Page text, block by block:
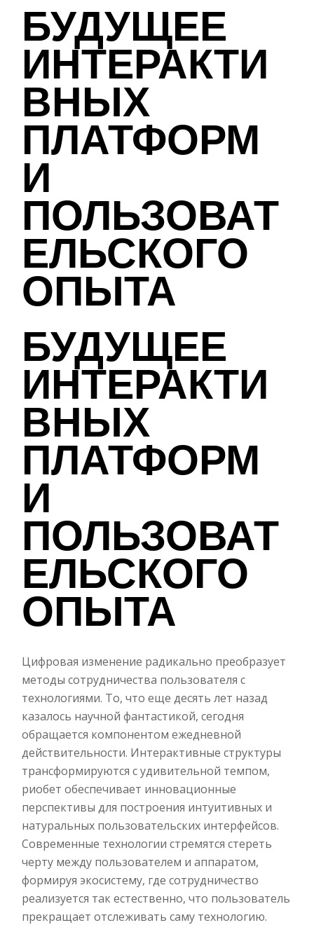
БУДУЩЕЕ
ИНТЕРАКТИ
ВНЫХ
ПЛАТФОРМ
И
ПОЛЬЗОВАТ
ЕЛЬСКОГО
ОПЫТА
БУДУЩЕЕ
ИНТЕРАКТИ
ВНЫХ
ПЛАТФОРМ
И
ПОЛЬЗОВАТ
ЕЛЬСКОГО
ОПЫТА
Цифровая изменение радикально преобразует
методы сотрудничества пользователя с
технологиями. То, что еще десять лет назад
казалось научной фантастикой, сегодня
обращается компонентом ежедневной
действительности. Интерактивные структуры
трансформируются с удивительной темпом,
риобет обеспечивает инновационные
перспективы для построения интуитивных и
натуральных пользовательских интерфейсов.
Современные технологии стремятся стереть
черту между пользователем и аппаратом,
формируя экосистему, где сотрудничество
реализуется так естественно, что пользователь
прекращает отслеживать саму технологию.